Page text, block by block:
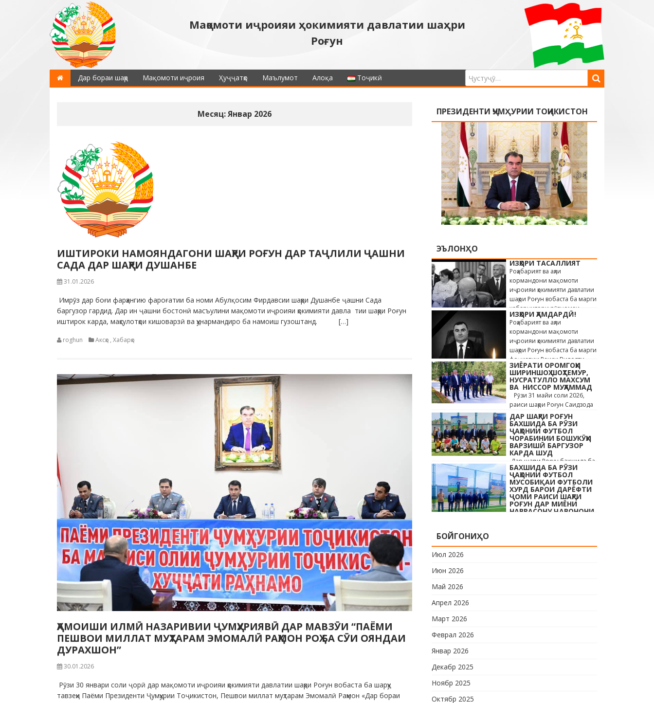
Мақомоти иҷроияи ҳокимияти давлатии шаҳри
Роғун
Дар бораи шаҳр Мақомоти иҷроия Ҳуҷҷатҳо Маълумот Алоқа Тоҷикӣ
Месяц: Январ 2026
ИШТИРОКИ НАМОЯНДАГОНИ ШАҲРИ РОҒУН ДАР ТАҶЛИЛИ ҶАШНИ
САДА ДАР ШАҲРИ ДУШАНБЕ
31.01.2026
Имрӯз дар боғи фарҳангию фароғатии ба номи Абулқосим Фирдавсии шаҳри Душанбе ҷашни Сада
баргузор гардид. Дар ин ҷашни бостонӣ масъулини мақомоти иҷроияи ҳокимияти давла тии шаҳри Роғун
иштирок карда, маҳсулотҳои кишоварзӣ ва ҳунармандиро ба намоиш гузоштанд. […]
roghun Аксҳо , Хабарҳо
ҲАМОИШИ ИЛМӢ НАЗАРИВИИ ҶУМҲУРИЯВӢ ДАР МАВЗӮИ “ПАЁМИ
ПЕШВОИ МИЛЛАТ МУҲТАРАМ ЭМОМАЛӢ РАҲМОН РОҲ БА СӮИ ОЯНДАИ
ДУРАХШОН”
30.01.2026
Рӯзи 30 январи соли ҷорӣ дар мақомоти иҷроияи ҳокимияти давлатии шаҳри Роғун вобаста ба шарҳу
тавзеҳи Паёми Президенти Ҷумҳурии Тоҷикистон, Пешвои миллат муҳтарам Эмомалӣ Раҳмон «Дар бораи
ПРЕЗИДЕНТИ ҶУМҲУРИИ ТОҶИКИСТОН
ЭЪЛОНҲО
ИЗҲОРИ ТАСАЛЛИЯТ
Роҳабарият ва аҳли
кормандони мақомоти
иҷроияи ҳокимияти давлатии
шаҳри Роғун вобаста ба марги
хабарнигори рӯзномаи
«Истиқлол» Саиди Ҳайдар,
сахт андӯҳгин …
ИЗҲОРИ ҲАМДАРДӢ!
Роҳабарият ва аҳли
кормандони мақомоти
иҷроияи ҳокимияти давлатии
шаҳри Роғун вобаста ба марги
фоҷиавии Раиси Вилояти
Мухтори Кӯҳистони Бадахшон
Алишер …
ЗИЁРАТИ ОРОМГОҲИ
ШИРИНШОҲ ШОҲТЕМУР,
НУСРАТУЛЛО МАХСУМ
ВА НИССОР МУҲАММАД
Рӯзи 31 майи соли 2026,
раиси шаҳри Роғун Саидзода
Сунъатулло бо ҳайъати
кормандони дастгоҳи раиси
шаҳр ва роҳбарони мақомотҳои
…
ДАР ШАҲРИ РОҒУН
БАХШИДА БА РӮЗИ
ҶАҲОНИИ ФУТБОЛ
ЧОРАБИНИИ БОШУКӮҲИ
ВАРЗИШӢ БАРГУЗОР
КАРДА ШУД
Дар шаҳри Роғун бахшида ба
Рӯзи ҷавонони Тоҷикистон ва
Рӯзи ҷаҳонии футбол бо
иштироки 10 даста
мусобиқаи кушоди шаҳри аз
…
БАХШИДА БА РӮЗИ
ҶАҲОНИИ ФУТБОЛ
МУСОБИҚАИ ФУТБОЛИ
ХУРД БАРОИ ДАРЁФТИ
ҶОМИ РАИСИ ШАҲРИ
РОҒУН ДАР МИЁНИ
НАВРАСОНУ ҶАВОНОНИ
БОЙГОНИҲО
Июл 2026
Июн 2026
Май 2026
Апрел 2026
Март 2026
Феврал 2026
Январ 2026
Декабр 2025
Ноябр 2025
Октябр 2025